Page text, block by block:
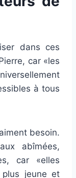
dans ces
car «les
à tous
besoin.
abîmées,
car «elles
jeune et